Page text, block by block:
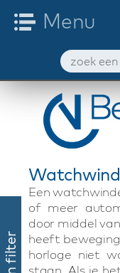
Een
of meer
door middel
heeft
horloge niet
staan. Als je